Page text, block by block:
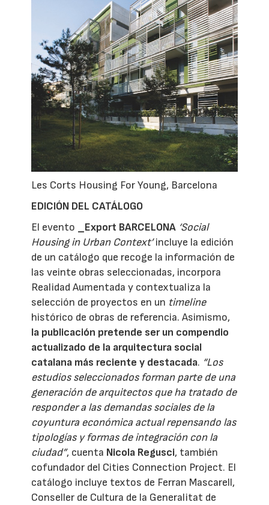
Les Corts Housing For Young, Barcelona
EDICIÓN DEL CATÁLOGO
El evento
_Export BARCELONA ‘Social
Housing in Urban Context’incluye la edición
de un catálogo que recoge la información de
las veinte obras seleccionadas, incorpora
Realidad Aumentada y contextualiza la
selección de proyectos en un timeline
histórico de obras de referencia. Asimismo,
la publicación pretende ser un compendio
actualizado de la arquitectura social
catalana más reciente y destacada. “Los
estudios seleccionados forman parte de una
generación de arquitectos que ha tratado de
responder a las demandas sociales de la
coyuntura económica actual repensando las
tipologías y formas de integración con la
ciudad”, cuenta Nicola Regusci, también
cofundador del Cities Connection Project. El
catálogo incluye textos de Ferran Mascarell,
Conseller de Cultura de la Generalitat de